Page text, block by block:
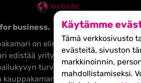
Käytämme
Tämä verkkosivusto
evästeitä, sivuston
markkinoinnin,
mahdollistamiseksi.
Website
business.
on elinkeinoelämän
edistää yritysten
turvaamiseksi. Turun
kauppakamareista